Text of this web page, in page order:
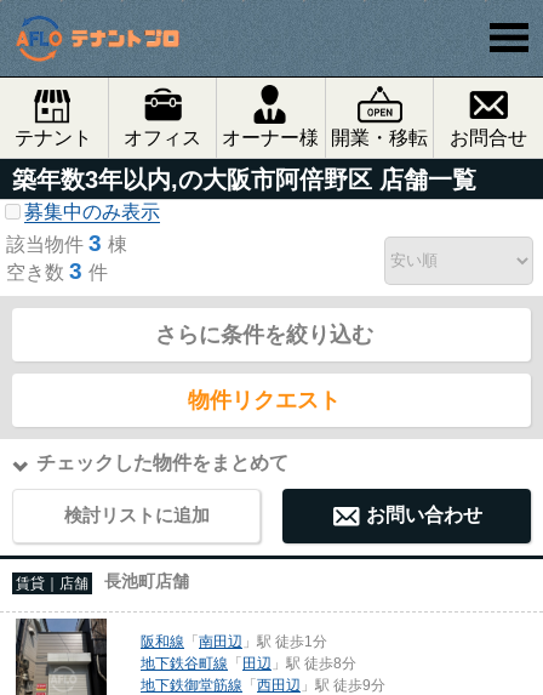
テナント オフィス オーナー様 開業・移転 お問合せ
築年数3年以内,の大阪市阿倍野区 店舗一覧
募集中のみ表示
該当物件 3 棟
空き数 3 件
さらに条件を絞り込む
物件リクエスト
チェックした物件をまとめて
検討リストに追加 お問い合わせ
賃貸｜店舗 長池町店舗
阪和線 「南田辺 」駅 徒歩1分
地下鉄谷町線 「田辺 」駅 徒歩8分
地下鉄御堂筋線 「西田辺 」駅 徒歩9分